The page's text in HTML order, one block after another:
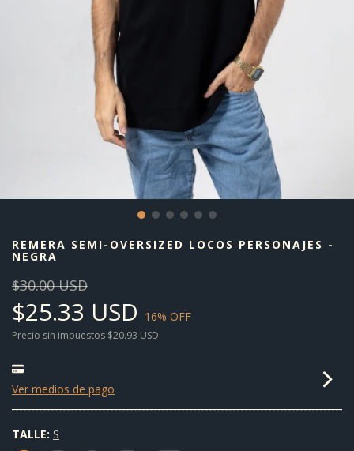
REMERA SEMI-OVERSIZED LOCOS PERSONAJES -
NEGRA
$30.00 USD
$25.33 USD 16% OFF
Precio sin impuestos $20.93 USD
Ver medios de pago
TALLE: S